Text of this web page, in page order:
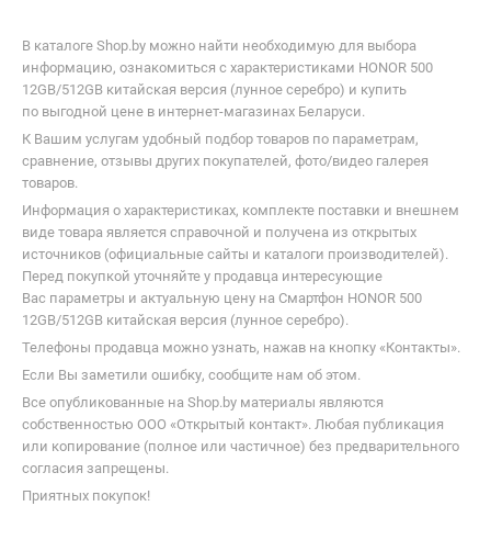
В каталоге Shop.by можно найти необходимую для выбора
информацию, ознакомиться с характеристиками HONOR 500
12GB/512GB китайская версия (лунное серебро) и купить
по выгодной цене в интернет-магазинах Беларуси.
К Вашим услугам удобный подбор товаров по параметрам,
сравнение, отзывы других покупателей, фото/видео галерея
товаров.
Информация о характеристиках, комплекте поставки и внешнем
виде товара является справочной и получена из открытых
источников (официальные сайты и каталоги производителей).
Перед покупкой уточняйте у продавца интересующие
Вас параметры и актуальную цену на Смартфон HONOR 500
12GB/512GB китайская версия (лунное серебро).
Телефоны продавца можно узнать, нажав на кнопку «Контакты».
Если Вы заметили ошибку, сообщите нам об этом.
Все опубликованные на Shop.by материалы являются
собственностью ООО «Открытый контакт». Любая публикация
или копирование (полное или частичное) без предварительного
согласия запрещены.
Приятных покупок!